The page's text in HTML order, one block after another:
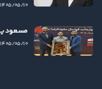
۱۴۰۵/۰۵/۱۰
مسعود
۱۴۰۵/۰۵/۱۰